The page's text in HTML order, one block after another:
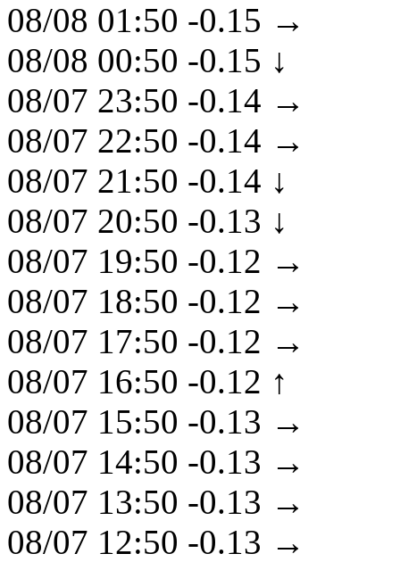
08/08 01:50 -0.15 →
08/08 00:50 -0.15 ↓
08/07 23:50 -0.14 →
08/07 22:50 -0.14 →
08/07 21:50 -0.14 ↓
08/07 20:50 -0.13 ↓
08/07 19:50 -0.12 →
08/07 18:50 -0.12 →
08/07 17:50 -0.12 →
08/07 16:50 -0.12 ↑
08/07 15:50 -0.13 →
08/07 14:50 -0.13 →
08/07 13:50 -0.13 →
08/07 12:50 -0.13 →